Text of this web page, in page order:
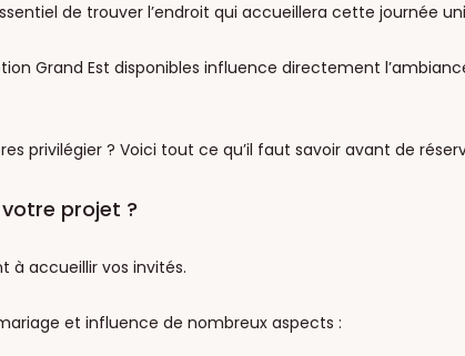
de trouver l’endroit qui accueillera cette journée
Grand Est disponibles influence directement
privilégier ? Voici tout ce qu’il faut savoir avant de
projet ?
à accueillir vos invités.
et influence de nombreux aspects :